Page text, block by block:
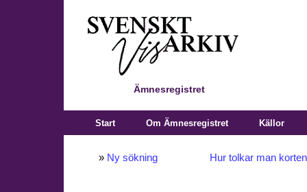
Ämnesregistret
Start Om Ämnesregistret Källor
» Ny sökning Hur tolkar man